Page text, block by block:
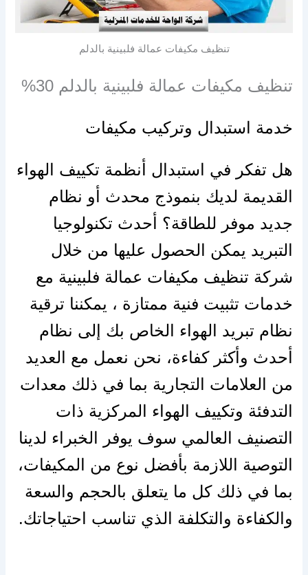
تنظيف مكيفات عمالة فلبينية بالدلم
تنظيف مكيفات عمالة فلبينية بالدلم 30%
خدمة استبدال وتركيب مكيفات
هل تفكر في استبدال أنظمة تكييف الهواء
القديمة لديك بنموذج محدث أو نظام
جديد موفر للطاقة؟ أحدث تكنولوجيا
التبريد يمكن الحصول عليها من خلال
شركة تنظيف مكيفات عمالة فلبينية مع
خدمات تثبيت فنية ممتازة ، يمكننا ترقية
نظام تبريد الهواء الخاص بك إلى نظام
أحدث وأكثر كفاءة، نحن نعمل مع العديد
من العلامات التجارية بما في ذلك معدات
التدفئة وتكييف الهواء المركزية ذات
التصنيف العالمي سوف يوفر الخبراء لدينا
التوصية اللازمة بأفضل نوع من المكيفات،
بما في ذلك كل ما يتعلق بالحجم والسعة
والكفاءة والتكلفة الذي تناسب احتياجاتك.